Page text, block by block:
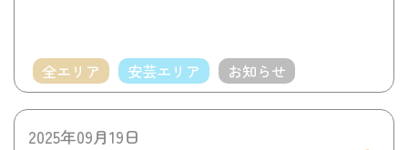
全エリア 安芸エリア お知らせ
2025年09月19日